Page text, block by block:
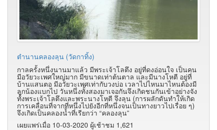
ตำนานคลองลุน (วัดกาทิ้ง)
กาลครั้งหนึ่งนานมาแล้ว มีพระเจ้าโลตึง อยู่ที่ดงอ่อนใจ เป็นคน
มีอวัยวะเพศใหญ่มาก มีขนาดเท่าต้นตาล และมีนางโหตี อยู่ที่
บ้านแสนตอ มีอวัยวะเพศเท่ากับวงบ่อ เวลาไปไหนมาไหนต้องมี
ลูกน้องแบกไป วันหนึ่งทั้งสองมาเจอกันจึงเกิดชนกันเข้าอย่างจัง
ทั้งพระเจ้าโลตึงและพระนางโหตี จึงลุน (การผลักดันทำให้เกิด
การเคลื่อนที่จากที่หนึ่งไปยังอีกที่หนึ่งจนเป็นทางยาวไปเรื่อย ๆ)
จึงเกิดเป็นคลองน้ำที่เรียกว่า “คลองลุน”
เผยแพร่เมื่อ 10-03-2020 ผู้เช้าชม 1,621